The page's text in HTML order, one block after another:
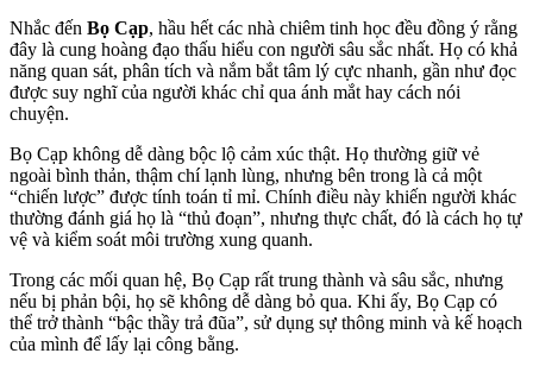
Nhắc đến Bọ Cạp, hầu hết các nhà chiêm tinh học đều đồng ý rằng
đây là cung hoàng đạo thấu hiểu con người sâu sắc nhất. Họ có khả
năng quan sát, phân tích và nắm bắt tâm lý cực nhanh, gần như đọc
được suy nghĩ của người khác chỉ qua ánh mắt hay cách nói
chuyện.
Bọ Cạp không dễ dàng bộc lộ cảm xúc thật. Họ thường giữ vẻ
ngoài bình thản, thậm chí lạnh lùng, nhưng bên trong là cả một
“chiến lược” được tính toán tỉ mỉ. Chính điều này khiến người khác
thường đánh giá họ là “thủ đoạn”, nhưng thực chất, đó là cách họ tự
vệ và kiểm soát môi trường xung quanh.
Trong các mối quan hệ, Bọ Cạp rất trung thành và sâu sắc, nhưng
nếu bị phản bội, họ sẽ không dễ dàng bỏ qua. Khi ấy, Bọ Cạp có
thể trở thành “bậc thầy trả đũa”, sử dụng sự thông minh và kế hoạch
của mình để lấy lại công bằng.